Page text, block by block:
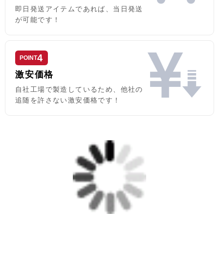
即日発送アイテムであれば、当日発送
が可能です！
POINT4
激安価格
自社工場で製造しているため、他社の
追随を許さない激安価格です！